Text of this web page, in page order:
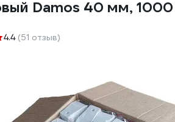
Damos 40 мм,
4.4 (51 отзыв)